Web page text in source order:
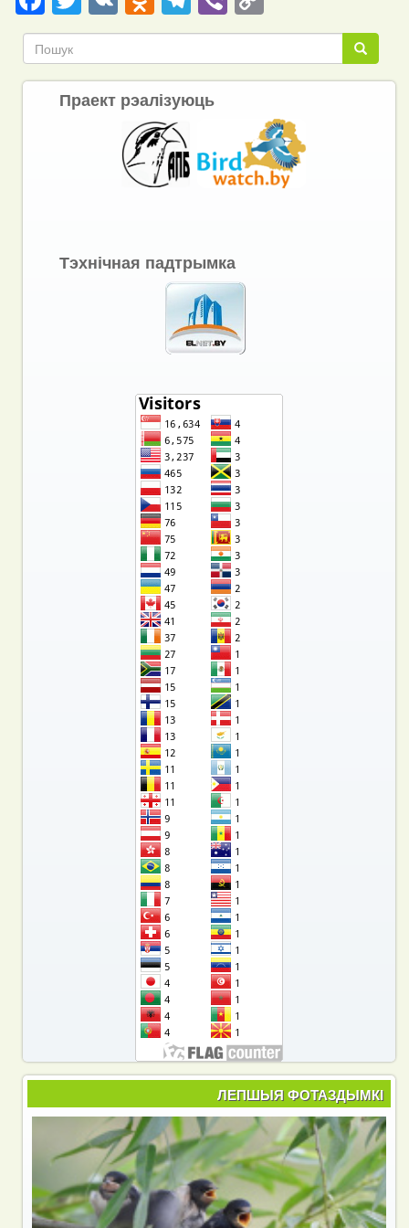
Link Пошук
Пошук
Праект рэалізуюць
Тэхнічная падтрымка
ЛЕПШЫЯ ФОТАЗДЫМКІ